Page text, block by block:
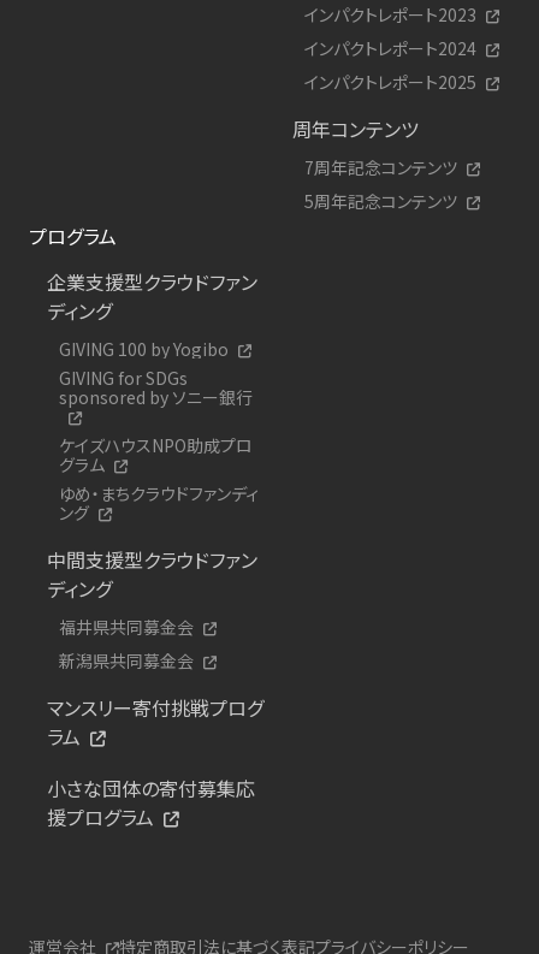
インパクトレポート2023
インパクトレポート2024
インパクトレポート2025
周年コンテンツ
7周年記念コンテンツ
5周年記念コンテンツ
プログラム
企業支援型クラウドファン
ディング
GIVING 100 by Yogibo
GIVING for SDGs
sponsored by ソニー銀行
ケイズハウスNPO助成プロ
グラム
ゆめ・まちクラウドファンディ
ング
中間支援型クラウドファン
ディング
福井県共同募金会
新潟県共同募金会
マンスリー寄付挑戦プログ
ラム
小さな団体の寄付募集応
援プログラム
運営会社 特定商取引法に基づく表記プライバシーポリシー